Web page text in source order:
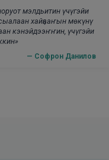
мэлдьитин үчүгэйи
хайҕааҥын мөкүнү
кэнэйдээҥҥин, үчүгэйи
— Софрон Данилов